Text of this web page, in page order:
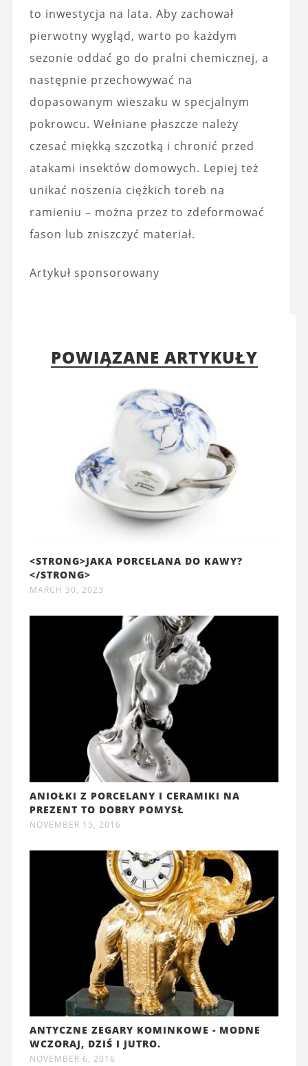
to inwestycja na lata. Aby zachował
pierwotny wygląd, warto po każdym
sezonie oddać go do pralni chemicznej, a
następnie przechowywać na
dopasowanym wieszaku w specjalnym
pokrowcu. Wełniane płaszcze należy
czesać miękką szczotką i chronić przed
atakami insektów domowych. Lepiej też
unikać noszenia ciężkich toreb na
ramieniu – można przez to zdeformować
fason lub zniszczyć materiał.
Artykuł sponsorowany
POWIĄZANE ARTYKUŁY
<STRONG>JAKA PORCELANA DO KAWY?
</STRONG>
MARCH 30, 2023
ANIOŁKI Z PORCELANY I CERAMIKI NA
PREZENT TO DOBRY POMYSŁ
NOVEMBER 15, 2016
ANTYCZNE ZEGARY KOMINKOWE - MODNE
WCZORAJ, DZIŚ I JUTRO.
NOVEMBER 6, 2016